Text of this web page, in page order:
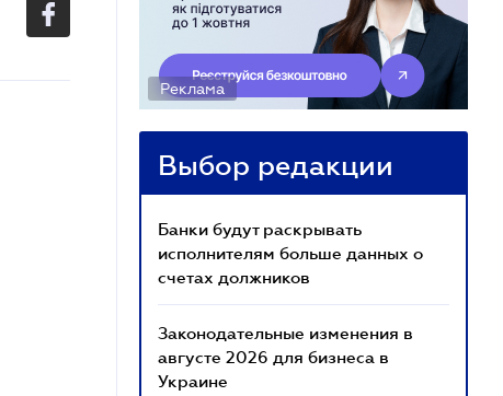
Реклама
Выбор редакции
Банки будут раскрывать
исполнителям больше данных о
счетах должников
Законодательные изменения в
августе 2026 для бизнеса в
Украине